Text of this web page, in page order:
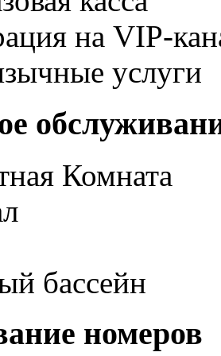
на VIP-
услуги
Комната
бассейн
номеров